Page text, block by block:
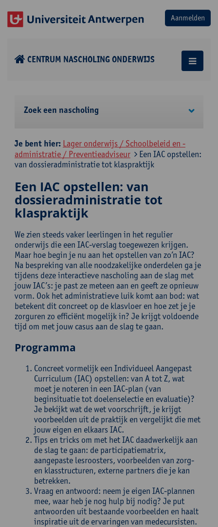
CENTRUM NASCHOLING ONDERWIJS
Zoek een nascholing
Je bent hier: Lager onderwijs / Schoolbeleid en -
administratie / Preventieadviseur
Een IAC opstellen:
van dossieradministratie tot klaspraktijk
Een IAC opstellen: van
dossieradministratie tot
klaspraktijk
We zien steeds vaker leerlingen in het regulier
onderwijs die een IAC-verslag toegewezen krijgen.
Maar hoe begin je nu aan het opstellen van zo’n IAC?
Na bespreking van alle noodzakelijke onderdelen ga je
tijdens deze interactieve nascholing aan de slag met
jouw IAC’s: je past ze meteen aan en geeft ze opnieuw
vorm. Ook het administratieve luik komt aan bod: wat
betekent dit concreet op de klasvloer en hoe zet je je
zorguren zo efficiënt mogelijk in? Je krijgt voldoende
tijd om met jouw casus aan de slag te gaan.
Programma
Concreet vormelijk een Individueel Aangepast
Curriculum (IAC) opstellen: van A tot Z, wat
moet je noteren in een IAC-plan (van
beginsituatie tot doelenselectie en evaluatie)?
Je bekijkt wat de wet voorschrijft, je krijgt
voorbeelden uit de praktijk en vergelijkt die met
jouw eigen en elkaars IAC.
Tips en tricks om met het IAC daadwerkelijk aan
de slag te gaan: de participatiematrix,
aangepaste lesroosters, voorbeelden van zorg-
en klasstructuren, externe partners die je kan
betrekken.
Vraag en antwoord: neem je eigen IAC-plannen
mee, waar heb je nog hulp bij nodig? Je put
antwoorden uit bestaande voorbeelden en haalt
inspiratie uit de ervaringen van medecursisten.